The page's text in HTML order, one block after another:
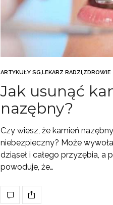
ARTYKUŁY SG,LEKARZ RADZI,ZDROWIE
Jak usunąć
nazębny?
Czy wiesz, że kamień
niebezpieczny? Może
dziąseł i całego przyzębia, a
powoduje, że…